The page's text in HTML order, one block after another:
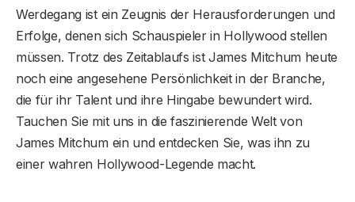
Werdegang ist ein Zeugnis der Herausforderungen und
Erfolge, denen sich Schauspieler in Hollywood stellen
müssen. Trotz des Zeitablaufs ist James Mitchum heute
noch eine angesehene Persönlichkeit in der Branche,
die für ihr Talent und ihre Hingabe bewundert wird.
Tauchen Sie mit uns in die faszinierende Welt von
James Mitchum ein und entdecken Sie, was ihn zu
einer wahren Hollywood-Legende macht.